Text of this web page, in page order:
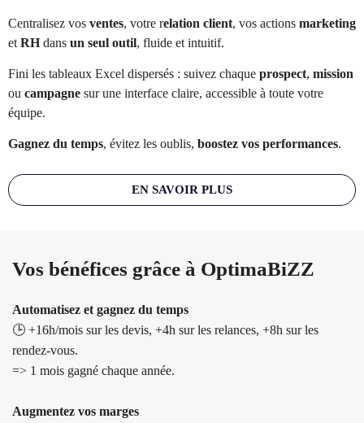
Centralisez vos ventes, votre relation client, vos actions marketing
et RHdans un seul outil, fluide et intuitif.
Fini les tableaux Excel dispersés : suivez chaque prospect, mission
ou campagne sur une interface claire, accessible à toute votre
équipe.
Gagnez du temps, évitez les oublis, boostez vos performances.
EN SAVOIR PLUS
Vos bénéfices grâce à OptimaBiZZ
Automatisez et gagnez du temps
🕒 +16h/mois sur les devis, +4h sur les relances, +8h sur les
rendez-vous.
=> 1 mois gagné chaque année.
Augmentez vos marges